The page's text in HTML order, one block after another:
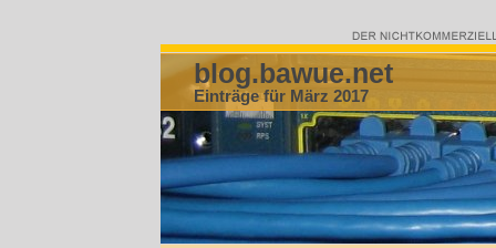
blog.bawue.net
Einträge für März 2017